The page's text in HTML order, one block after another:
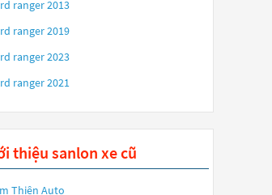
ranger 2013
ranger 2019
ranger 2023
ranger 2021
thiệu sanlon xe cũ
Thiện Auto